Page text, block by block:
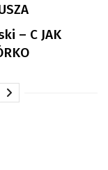
– C JAK